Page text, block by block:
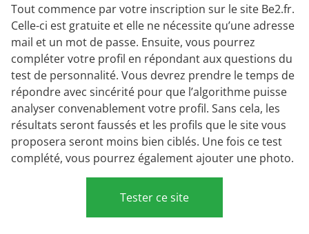
Tout commence par votre inscription sur le site Be2.fr.
Celle-ci est gratuite et elle ne nécessite qu’une adresse
mail et un mot de passe. Ensuite, vous pourrez
compléter votre profil en répondant aux questions du
test de personnalité. Vous devrez prendre le temps de
répondre avec sincérité pour que l’algorithme puisse
analyser convenablement votre profil. Sans cela, les
résultats seront faussés et les profils que le site vous
proposera seront moins bien ciblés. Une fois ce test
complété, vous pourrez également ajouter une photo.
Tester ce site